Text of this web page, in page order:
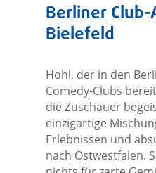
Berliner
Bielefeld
Hohl, der in den
Comedy-Clubs
die Zuschauer
einzigartige
Erlebnissen und
nach Ostwestfalen.